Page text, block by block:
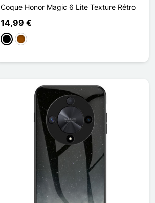
Coque Honor Magic 6 Lite Texture Rétro
14,99 €
NegroMarrón